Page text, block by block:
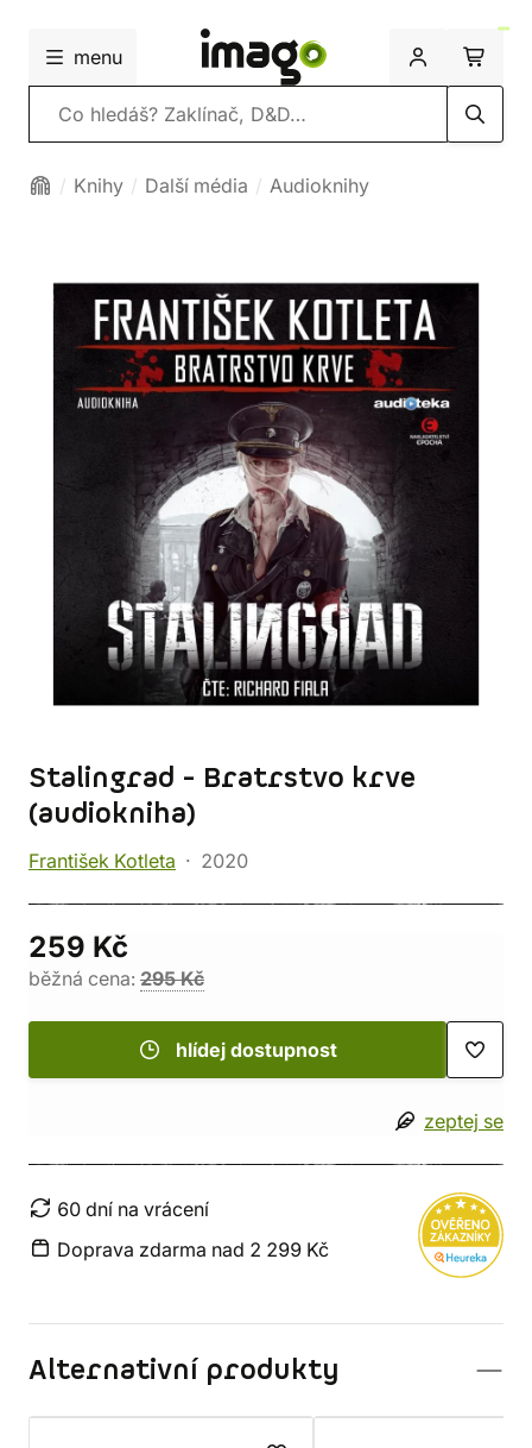
menu
Vyhledávání
Knihy Další média Audioknihy
Stalingrad - Bratrstvo krve
(audiokniha)
František Kotleta 2020
259 Kč
běžná cena: 295 Kč
hlídej dostupnost
zeptej se
60 dní na vrácení
Doprava zdarma nad 2 299 Kč
Alternativní produkty